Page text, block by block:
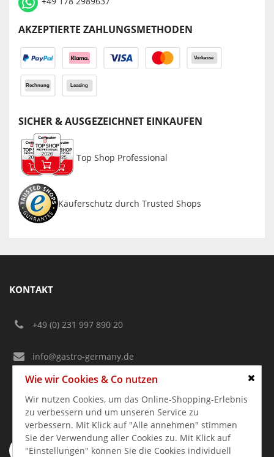
AKZEPTIERTE ZAHLUNGSMETHODEN
SICHER & AUSGEZEICHNET EINKAUFEN
Top Shop Professional
Käuferschutz durch Trusted Shops
KONTAKT
+49 (0) 231 997 890 20
info@gastro-germany.de
Kundenberatung
Mo-Do: 09:00 – 17:00 Uhr
FR.:
09:00 – 17:00 Uhr
Wie wir Cookies & Co nutzen
Wir nutzen Cookies, um das Online-Shopping-Erlebnis
zu verbessern und um unseren Service zu
verbessern. Mit Klick auf "Alle annehmen" stimmen
Sie der Verwendung aller Cookies zu. Mit Klick auf
"Einstellungen" können Sie die Cookies individuell